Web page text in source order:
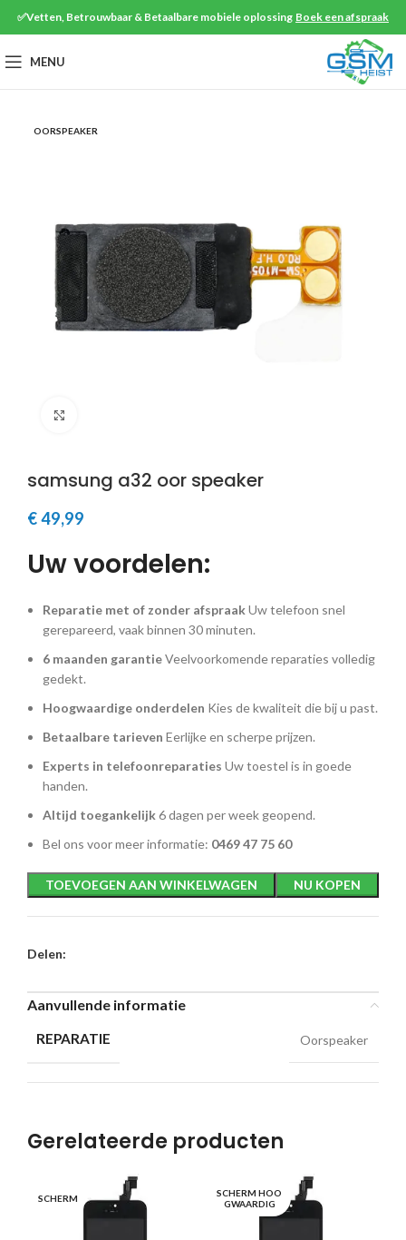
✅Vetten, Betrouwbaar & Betaalbare mobiele oplossing Boek een afspraak
MENU
OORSPEAKER
samsung a32 oor speaker
€49,99
Uw voordelen:
Reparatie met of zonder afspraakUw telefoon snel
gerepareerd, vaak binnen 30 minuten.
6 maanden garantieVeelvoorkomende reparaties volledig
gedekt.
Hoogwaardige onderdelen Kies de kwaliteit die bij u past.
Betaalbare tarieven Eerlijke en scherpe prijzen.
Experts in telefoonreparaties Uw toestel is in goede
handen.
Altijd toegankelijk6 dagen per week geopend.
Bel ons voor meer informatie: 0469 47 75 60
TOEVOEGEN AAN WINKELWAGEN NU KOPEN
Delen:
Aanvullende informatie
REPARATIE Oorspeaker
Gerelateerde producten
SCHERM
SCHERM HOO
GWAARDIG